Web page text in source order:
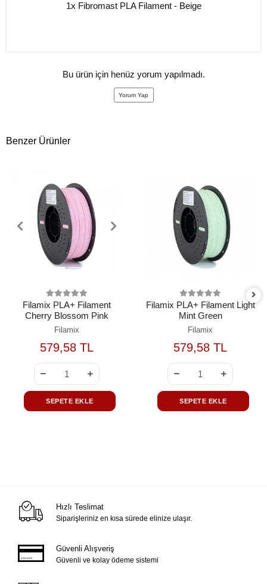
1x Fibromast PLA Filament - Beige
Bu ürün için henüz yorum yapılmadı.
Yorum Yap
Benzer Ürünler
Filamix PLA+ Filament
Cherry Blossom Pink
Filamix
579,58 TL
SEPETE EKLE
Filamix PLA+ Filament Light
Mint Green
Filamix
579,58 TL
SEPETE EKLE
Hızlı Teslimat
Siparişleriniz en kısa sürede elinize ulaşır.
Güvenli Alışveriş
Güvenli ve kolay ödeme sistemi